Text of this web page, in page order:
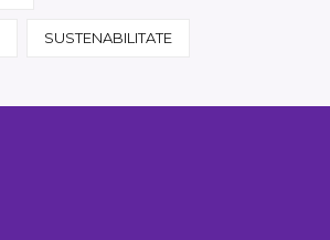
SUSTENABILITATE